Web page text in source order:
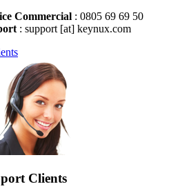
Commercial : 0805 69 69 50
: support [at] keynux.com
Clients